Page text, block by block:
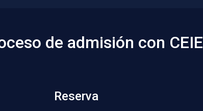
de admisión con CEIE
Reserva